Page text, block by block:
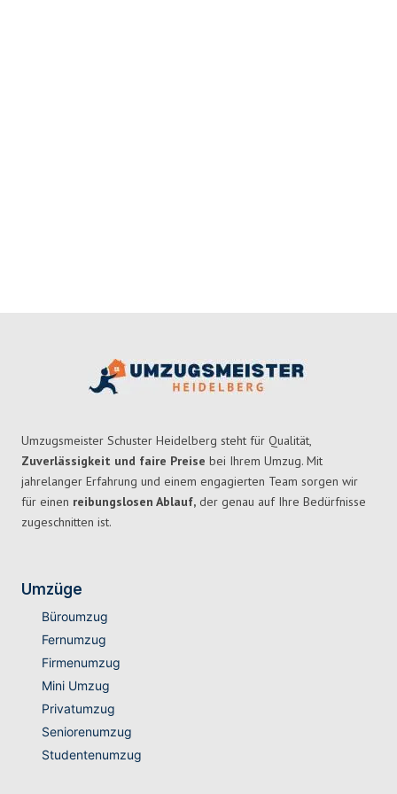
Umzugsmeister Schuster Heidelberg steht für Qualität,
Zuverlässigkeit und faire Preise bei Ihrem Umzug. Mit
jahrelanger Erfahrung und einem engagierten Team sorgen wir
für einen reibungslosen Ablauf, der genau auf Ihre Bedürfnisse
zugeschnitten ist.
Umzüge
Büroumzug
Fernumzug
Firmenumzug
Mini Umzug
Privatumzug
Seniorenumzug
Studentenumzug